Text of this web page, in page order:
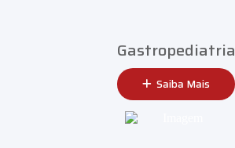
Gastropediatria
Saiba Mais